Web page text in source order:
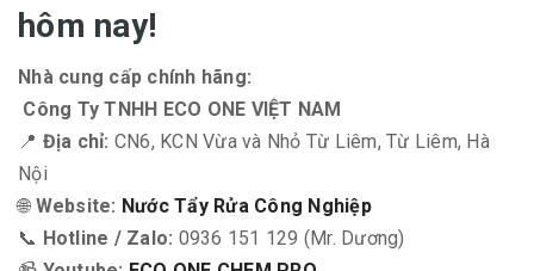
hôm nay!
Nhà cung cấp chính hãng:
Công Ty TNHH ECO ONE VIỆT NAM
📍 Địa chỉ: CN6, KCN Vừa và Nhỏ Từ Liêm, Từ Liêm, Hà
Nội
🌐 Website: Nước Tẩy Rửa Công Nghiệp
📞 Hotline / Zalo: 0936 151 129 (Mr. Dương)